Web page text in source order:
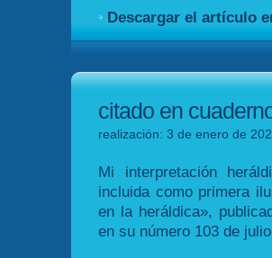
Descargar el artículo
citado en
realización: 3 de enero de
Mi interpretación
incluida como primera
en la heráldica»,
en su número 103 de